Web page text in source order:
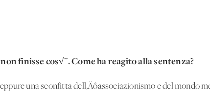
finisse cos√¨. Come ha reagito alla sentenza?
una sconfitta dell‚Äôassociazionismo e del mondo